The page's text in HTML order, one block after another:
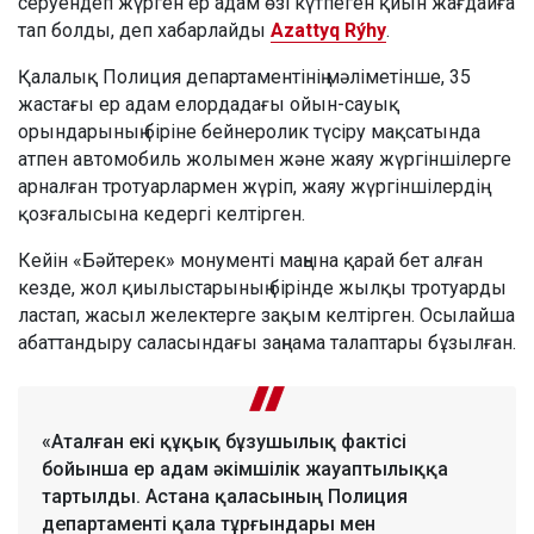
тап болды, деп хабарлайды Azattyq Rýhy.
Қалалық Полиция департаментінің мәліметінше, 35
жастағы ер адам елордадағы ойын-сауық
орындарының біріне бейнеролик түсіру мақсатында
атпен автомобиль жолымен және жаяу жүргіншілерге
арналған тротуарлармен жүріп, жаяу жүргіншілердің
қозғалысына кедергі келтірген.
Кейін «Бәйтерек» монументі маңына қарай бет алған
кезде, жол қиылыстарының бірінде жылқы тротуарды
ластап, жасыл желектерге зақым келтірген. Осылайша
абаттандыру саласындағы заңнама талаптары бұзылған.
«Аталған екі құқық бұзушылық фактісі
бойынша ер адам әкімшілік жауаптылыққа
тартылды. Астана қаласының Полиция
департаменті қала тұрғындары мен